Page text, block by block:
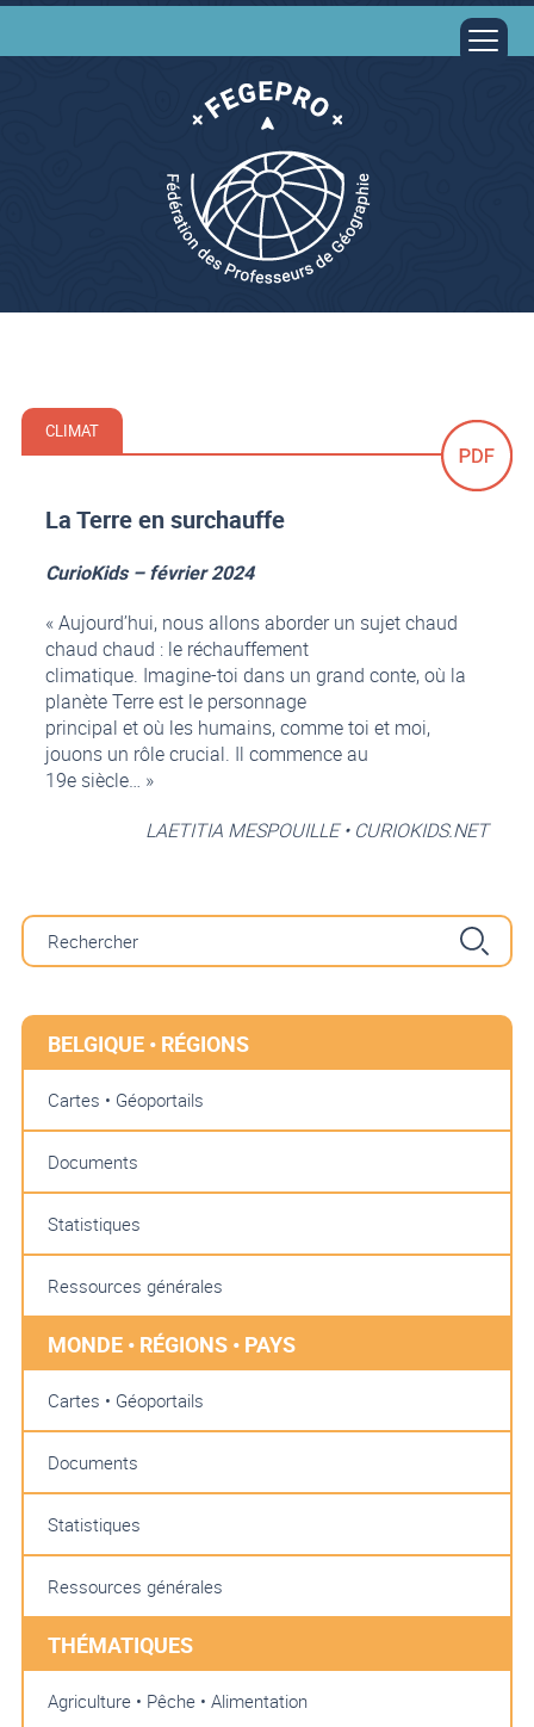
CLIMAT
La Terre en surchauffe
CurioKids – février 2024
« Aujourd’hui, nous allons aborder un sujet chaud
chaud chaud : le réchauffement
climatique. Imagine-toi dans un grand conte, où la
planète Terre est le personnage
principal et où les humains, comme toi et moi,
jouons un rôle crucial. Il commence au
19e siècle… »
LAETITIA MESPOUILLE • CURIOKIDS.NET
BELGIQUE • RÉGIONS
Cartes • Géoportails
Documents
Statistiques
Ressources générales
MONDE • RÉGIONS • PAYS
Cartes • Géoportails
Documents
Statistiques
Ressources générales
THÉMATIQUES
Agriculture • Pêche • Alimentation